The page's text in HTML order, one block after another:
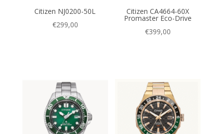
Citizen NJ0200-50L
€299,00
Citizen CA4664-60X
Promaster Eco-Drive
€399,00